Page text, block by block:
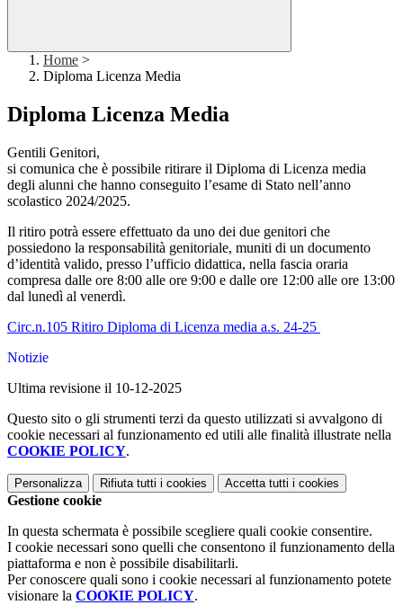
Home >
Diploma Licenza Media
Diploma Licenza Media
Gentili Genitori,
si comunica che è possibile ritirare il Diploma di Licenza media
degli alunni che hanno conseguito l’esame di Stato nell’anno
scolastico 2024/2025.
Il ritiro potrà essere effettuato da uno dei due genitori che
possiedono la responsabilità genitoriale, muniti di un documento
d’identità valido, presso l’ufficio didattica, nella fascia oraria
compresa dalle ore 8:00 alle ore 9:00 e dalle ore 12:00 alle ore 13:00
dal lunedì al venerdì.
Circ.n.105 Ritiro Diploma di Licenza media a.s. 24-25
Notizie
Ultima revisione il 10-12-2025
Questo sito o gli strumenti terzi da questo utilizzati si avvalgono di
cookie necessari al funzionamento ed utili alle finalità illustrate nella
COOKIE POLICY.
Personalizza Rifiuta tutti i cookies Accetta tutti i cookies
Gestione cookie
In questa schermata è possibile scegliere quali cookie consentire.
I cookie necessari sono quelli che consentono il funzionamento della
piattaforma e non è possibile disabilitarli.
Per conoscere quali sono i cookie necessari al funzionamento potete
visionare la COOKIE POLICY.